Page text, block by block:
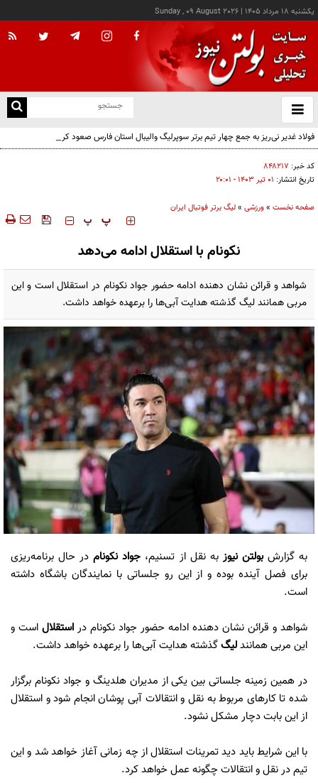
يکشنبه ۱۸ مرداد ۱۴۰۵ |
Sunday , 09 August 2026
باز
و
فولاد غدیر نی‌ریز به جمع چهار تیم برتر سوپرلیگ والیبال استان فارس صعود کرد
کد خبر: ۸۴۸۲۱۷
تاریخ انتشار: ۰۱ تير ۱۴۰۳ - ۲۰:۰۱
صفحه نخست »ورزشی »لیگ برتر فوتبال ایران
‍‍‍ پ پ
نکونام با استقلال ادامه می‌دهد
شواهد و قرائن نشان دهنده ادامه حضور جواد نکونام در استقلال است و این
مربی همانند لیگ گذشته هدایت آبی‌ها را برعهده خواهد داشت.
به گزارش بولتن نیوز به نقل از تسنیم، جواد نکونام در حال برنامه‌ریزی
برای فصل آینده بوده و از این رو جلساتی با نمایندگان باشگاه داشته
است.
شواهد و قرائن نشان دهنده ادامه حضور جواد نکونام در استقلال است و
این مربی همانندلیگگذشته هدایت آبی‌ها را برعهده خواهد داشت.
در همین زمینه جلساتی بین یکی از مدیران هلدینگ و جواد نکونام برگزار
شده تا کارهای مربوط به نقل و انتقالات آبی پوشان انجام شود و استقلال
از این بابت دچار مشکل نشود.
با این شرایط باید دید تمرینات استقلال از چه زمانی آغاز خواهد شد و این
تیم در نقل و انتقالات چگونه عمل خواهد کرد.